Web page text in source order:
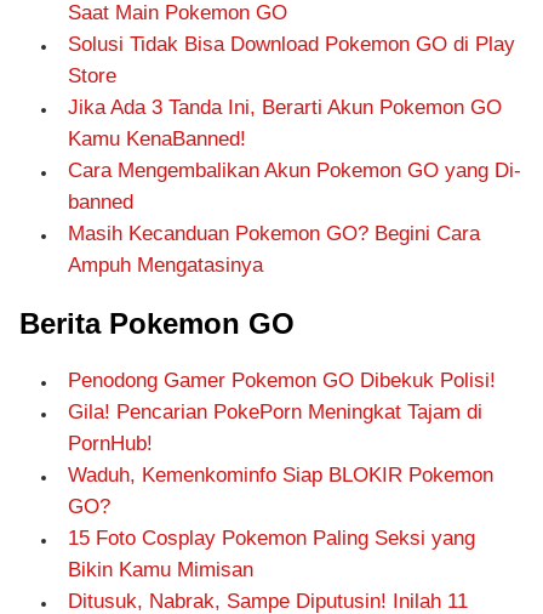
Saat Main Pokemon GO
Solusi Tidak Bisa Download Pokemon GO di Play
Store
Jika Ada 3 Tanda Ini, Berarti Akun Pokemon GO
Kamu KenaBanned!
Cara Mengembalikan Akun Pokemon GO yang Di-
banned
Masih Kecanduan Pokemon GO? Begini Cara
Ampuh Mengatasinya
Berita Pokemon GO
Penodong Gamer Pokemon GO Dibekuk Polisi!
Gila! Pencarian PokePorn Meningkat Tajam di
PornHub!
Waduh, Kemenkominfo Siap BLOKIR Pokemon
GO?
15 Foto Cosplay Pokemon Paling Seksi yang
Bikin Kamu Mimisan
Ditusuk, Nabrak, Sampe Diputusin! Inilah 11